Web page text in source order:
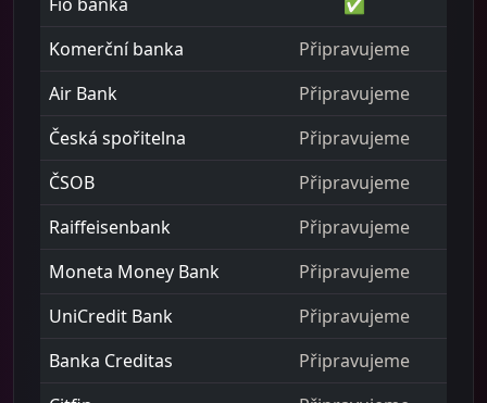
Fio banka
✅
Komerční banka
Připravujeme
Air Bank
Připravujeme
Česká spořitelna
Připravujeme
ČSOB
Připravujeme
Raiffeisenbank
Připravujeme
Moneta Money Bank
Připravujeme
UniCredit Bank
Připravujeme
Banka Creditas
Připravujeme